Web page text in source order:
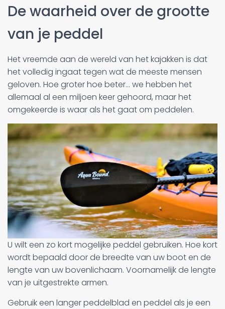
De waarheid over de grootte
van je peddel
Het vreemde aan de wereld van het kajakken is dat
het volledig ingaat tegen wat de meeste mensen
geloven. Hoe groter hoe beter... we hebben het
allemaal al een miljoen keer gehoord, maar het
omgekeerde is waar als het gaat om peddelen.
U wilt een zo kort mogelijke peddel gebruiken. Hoe kort
wordt bepaald door de breedte van uw boot en de
lengte van uw bovenlichaam. Voornamelijk de lengte
van je uitgestrekte armen.
Gebruik een langer peddelblad en peddel als je een